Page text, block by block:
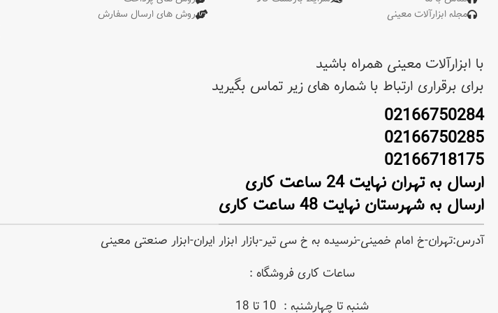
مجله ابزارآلات معینی
روش های ارسال سفارش
با ابزارآلات معینی همراه باشید
برای برقراری ارتباط با شماره های زیر تماس بگیرید
02166750284
02166750285
02166718175
ارسال به تهران نهایت 24 ساعت کاری
ارسال به شهرستان نهایت 48 ساعت کاری
آدرس:تهران-خ امام خمینی-نرسیده به خ سی تیر-بازار ابزار ایران-ابزار صنعتی معینی
ساعات کاری فروشگاه :
شنبه تا چهارشنبه : 10 تا 18